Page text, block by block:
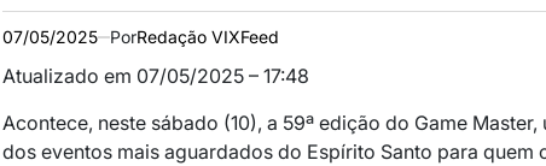
07/05/2025 PorRedação VIXFeed
Atualizado em 07/05/2025 – 17:48
Acontece, neste sábado (10), a 59ª edição do Game Master,
dos eventos mais aguardados do Espírito Santo para quem